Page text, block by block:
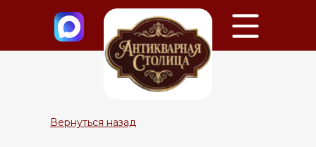
Вернуться назад